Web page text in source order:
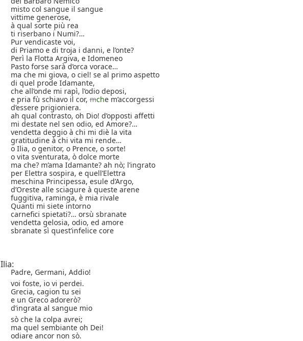
misto col sangue il sangue
vittime generose,
à qual sorte più rea
ti riserbano i Numi?…
Pur vendicaste voi,
di Priamo e di troja i danni, e l’onte?
Perì la Flotta Argiva, e Idomeneo
Pasto forse sarà d’orca vorace…
ma che mi giova, o ciel! se al primo aspetto
di quel prode Idamante,
che all’onde mi rapì, l’odio deposi,
e pria fù schiavo il cor, mche m’accorgessi
d’essere prigioniera.
ah qual contrasto, oh Dio! d’opposti affetti
mi destate nel sen odio, ed Amore?…
vendetta deggio à chi mi diè la vita
gratitudine à chi vita mi rende…
o Ilia, o genitor, o Prence, o sorte!
o vita sventurata, ò dolce morte
ma che? m’ama Idamante? ah nò; l’ingrato
per Elettra sospira, e quell’Elettra
meschina Principessa, esule d’Argo,
d’Oreste alle sciagure à queste arene
fuggitiva, raminga, è mia rivale
Quanti mi siete intorno
carnefici spietati?… orsù sbranate
vendetta gelosia, odio, ed amore
sbranate sì quest’infelice core
Ilia:
Padre, Germani, Addio!
voi foste, io vi perdei.
Grecia, cagion tu sei
e un Greco adorerò?
d’ingrata al sangue mio
sò che la colpa avrei;
ma quel sembiante oh Dei!
odiare ancor non sò.